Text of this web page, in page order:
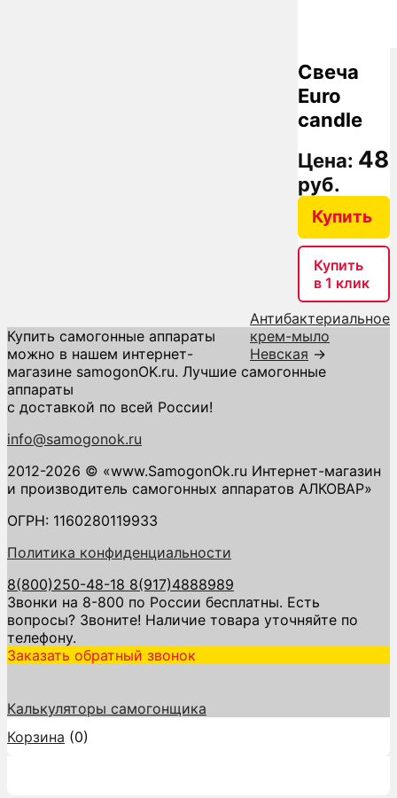
Свеча
Euro
candle
Цена: 48
руб.
Купить
Купить
в 1 клик
Антибактериальное
крем-мыло
Невская →
Купить самогонные аппараты
можно в нашем интернет-
магазине samogonOK.ru. Лучшие самогонные
аппараты
с доставкой по всей России!
info@samogonok.ru
2012-2026 © «www.SamogonOk.ru Интернет-магазин
и производитель самогонных аппаратов АЛКОВАР»
ОГРН: 1160280119933
Политика конфиденциальности
8(800)250-48-18 8(917)4888989
Звонки на 8-800 по России бесплатны. Есть
вопросы? Звоните! Наличие товара уточняйте по
телефону.
Заказать обратный звонок
Калькуляторы самогонщика
Корзина (0)